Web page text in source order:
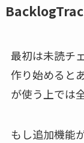
最初は未読チ
作り始めると
が使う上では
もし追加機能